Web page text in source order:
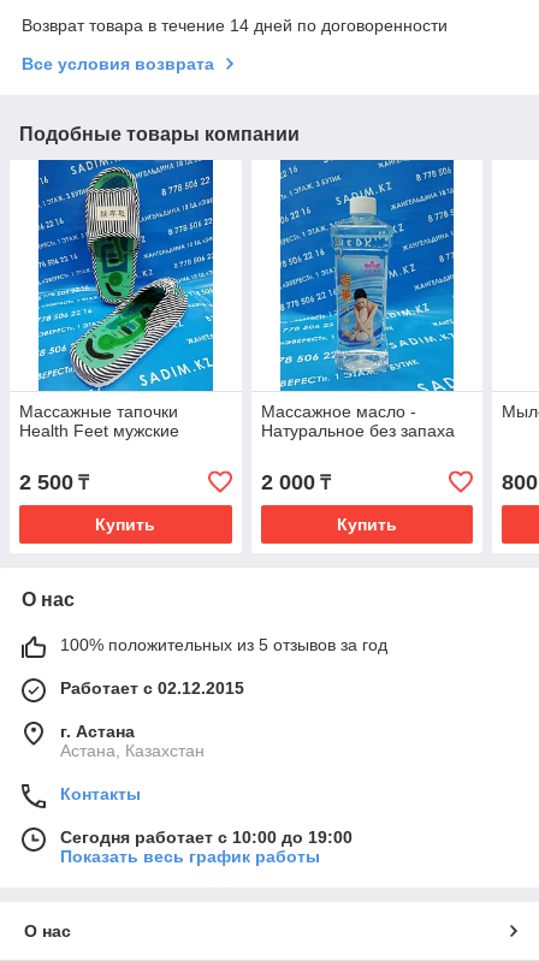
Возврат товара в течение 14 дней по договоренности
Все условия возврата
Подобные товары компании
Массажные тапочки
Health Feet мужские
2 500 ₸
Купить
Массажное масло -
Натуральное без запаха
2 000₸
Купить
800
О нас
100% положительных из 5 отзывов за год
Работает с 02.12.2015
г. Астана
Астана, Казахстан
Контакты
Сегодня работает с 10:00 до 19:00
Показать весь график работы
О нас